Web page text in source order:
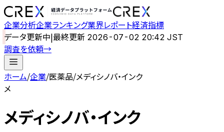
企業分析企業ランキング業界レポート経済指標
データ更新中|最終更新 2026-07-02 20:42 JST
調査を依頼→
ホーム/企業/医薬品/メディシノバ・インク
メ
メディシノバ・インク